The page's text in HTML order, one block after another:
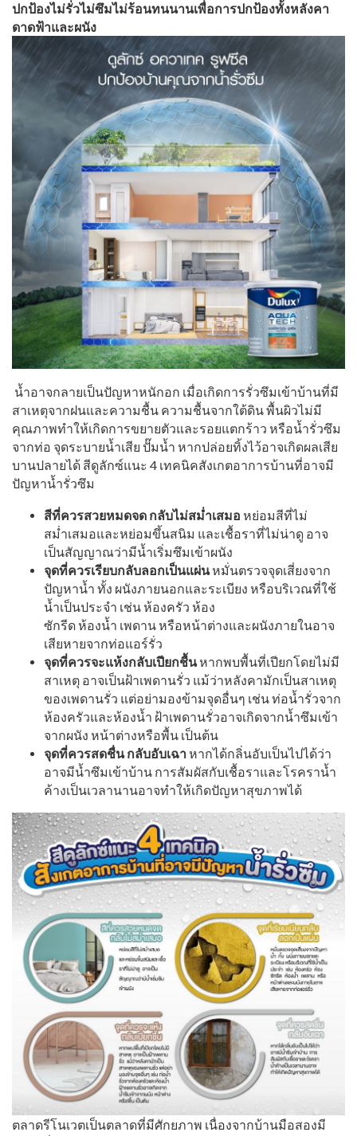
ปกป้องไม่รั่วไม่ซึมไม่ร้อนทนนานเพื่อการปกป้องทั้งหลังคา
ดาดฟ้าและผนัง
น้ำอาจกลายเป็นปัญหาหนักอก เมื่อเกิดการรั่วซึมเข้าบ้านที่มี
สาเหตุจากฝนและความชื้น ความชื้นจากใต้ดินพื้นผิวไม่มี
คุณภาพทำให้เกิดการขยายตัวและรอยแตกร้าว หรือน้ำรั่วซึม
จากท่อ จุดระบายน้ำเสีย ปั๊มน้ำ หากปล่อยทิ้งไว้อาจเกิดผลเสีย
บานปลายได้ สีดูลักซ์แนะ 4 เทคนิคสังเกตอาการบ้านที่อาจมี
ปัญหาน้ำรั่วซึม
สีที่ควรสวยหมดจด กลับไม่สม่ำเสมอ หย่อมสีที่ไม่
สม่ำเสมอและหย่อมขึ้นสนิม และเชื้อราที่ไม่น่าดู อาจ
เป็นสัญญาณว่ามีน้ำเริ่มซึมเข้าผนัง
จุดที่ควรเรียบกลับลอกเป็นแผ่นหมั่นตรวจจุดเสี่ยงจาก
ปัญหาน้ำ ทั้ง ผนังภายนอกและระเบียง หรือบริเวณที่ใช้
น้ำเป็นประจำ เช่นห้องครัว ห้อง
ซักรีดห้องน้ำ เพดานหรือหน้าต่างและผนังภายในอาจ
เสียหายจากท่อแอร์รั่ว
จุดที่ควรจะแห้งกลับเปียกชื้นหากพบพื้นที่เปียกโดยไม่มี
สาเหตุ อาจเป็นฝ้าเพดานรั่ว แม้ว่าหลังคามักเป็นสาเหตุ
ของเพดานรั่ว แต่อย่ามองข้ามจุดอื่นๆ เช่นท่อน้ำรั่วจาก
ห้องครัวและห้องน้ำ ฝ้าเพดานรั่วอาจเกิดจากน้ำซึมเข้า
จากผนัง หน้าต่างหรือพื้น เป็นต้น
จุดที่ควรสดชื่น กลับอับเฉาหากได้กลิ่นอับเป็นไปได้ว่า
อาจมีน้ำซึมเข้าบ้าน การสัมผัสกับเชื้อราและโรคราน้ำ
ค้างเป็นเวลานานอาจทำให้เกิดปัญหาสุขภาพได้
ตลาดรีโนเวตเป็นตลาดที่มีศักยภาพ เนื่องจากบ้านมือสองมี